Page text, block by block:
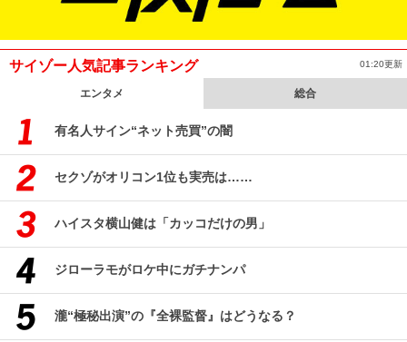
サイゾー人気記事ランキング 01:20更新
エンタメ 総合
有名人サイン“ネット売買”の闇
セクゾがオリコン1位も実売は……
ハイスタ横山健は「カッコだけの男」
ジローラモがロケ中にガチナンパ
瀧“極秘出演”の『全裸監督』はどうなる？